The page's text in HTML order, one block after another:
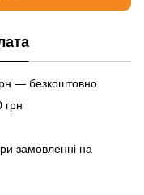
— безкоштовно
грн
замовленні на